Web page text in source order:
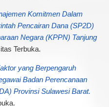
Komitmen Dalam
Pencairan Dana (SP2D)
Negara (KPPN) Tanjung
Terbuka.
yang Berpengaruh
Badan Perencanaan
Provinsi Sulawesi Barat.